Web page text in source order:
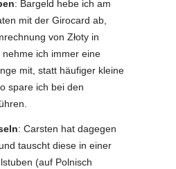
: Bargeld hebe ich am
mit der Girocard ab,
von Złoty in
nehme ich immer eine
mit, statt häufiger kleine
spare ich bei den
: Carsten hat dagegen
tauscht diese in einer
(auf Polnisch